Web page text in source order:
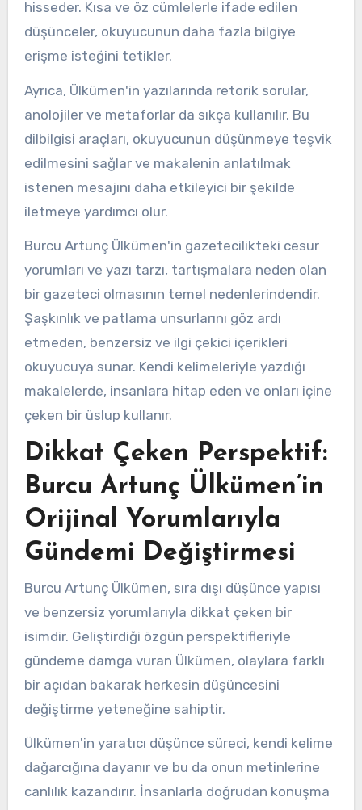
hisseder. Kısa ve öz cümlelerle ifade edilen
düşünceler, okuyucunun daha fazla bilgiye
erişme isteğini tetikler.
Ayrıca, Ülkümen'in yazılarında retorik sorular,
anolojiler ve metaforlar da sıkça kullanılır. Bu
dilbilgisi araçları, okuyucunun düşünmeye teşvik
edilmesini sağlar ve makalenin anlatılmak
istenen mesajını daha etkileyici bir şekilde
iletmeye yardımcı olur.
Burcu Artunç Ülkümen'in gazetecilikteki cesur
yorumları ve yazı tarzı, tartışmalara neden olan
bir gazeteci olmasının temel nedenlerindendir.
Şaşkınlık ve patlama unsurlarını göz ardı
etmeden, benzersiz ve ilgi çekici içerikleri
okuyucuya sunar. Kendi kelimeleriyle yazdığı
makalelerde, insanlara hitap eden ve onları içine
çeken bir üslup kullanır.
Dikkat Çeken Perspektif:
Burcu Artunç Ülkümen’in
Orijinal Yorumlarıyla
Gündemi Değiştirmesi
Burcu Artunç Ülkümen, sıra dışı düşünce yapısı
ve benzersiz yorumlarıyla dikkat çeken bir
isimdir. Geliştirdiği özgün perspektifleriyle
gündeme damga vuran Ülkümen, olaylara farklı
bir açıdan bakarak herkesin düşüncesini
değiştirme yeteneğine sahiptir.
Ülkümen'in yaratıcı düşünce süreci, kendi kelime
dağarcığına dayanır ve bu da onun metinlerine
canlılık kazandırır. İnsanlarla doğrudan konuşma